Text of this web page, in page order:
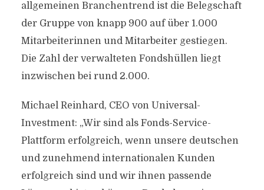
allgemeinen Branchentrend ist die Belegschaft
der Gruppe von knapp 900 auf über 1.000
Mitarbeiterinnen und Mitarbeiter gestiegen.
Die Zahl der verwalteten Fondshüllen liegt
inzwischen bei rund 2.000.
Michael Reinhard, CEO von Universal-
Investment: „Wir sind als Fonds-Service-
Plattform erfolgreich, wenn unsere deutschen
und zunehmend internationalen Kunden
erfolgreich sind und wir ihnen passende